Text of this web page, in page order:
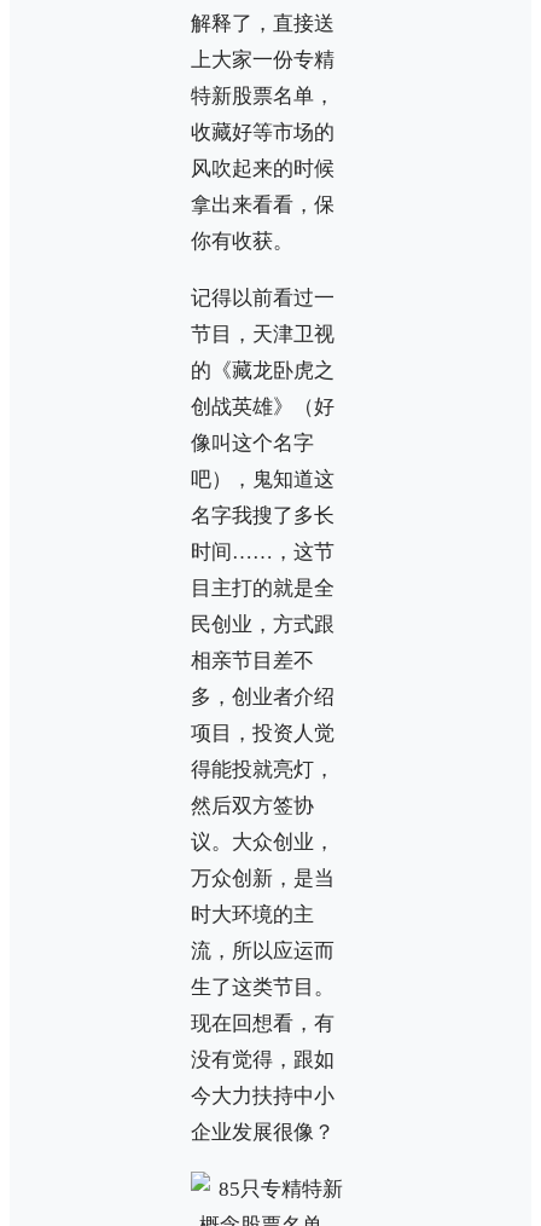
解释了，直接送
上大家一份专精
特新股票名单，
收藏好等市场的
风吹起来的时候
拿出来看看，保
你有收获。
记得以前看过一
节目，天津卫视
的《藏龙卧虎之
创战英雄》（好
像叫这个名字
吧），鬼知道这
名字我搜了多长
时间……，这节
目主打的就是全
民创业，方式跟
相亲节目差不
多，创业者介绍
项目，投资人觉
得能投就亮灯，
然后双方签协
议。大众创业，
万众创新，是当
时大环境的主
流，所以应运而
生了这类节目。
现在回想看，有
没有觉得，跟如
今大力扶持中小
企业发展很像？